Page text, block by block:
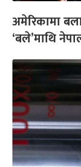
अमेरिकामा
‘बले’माथि